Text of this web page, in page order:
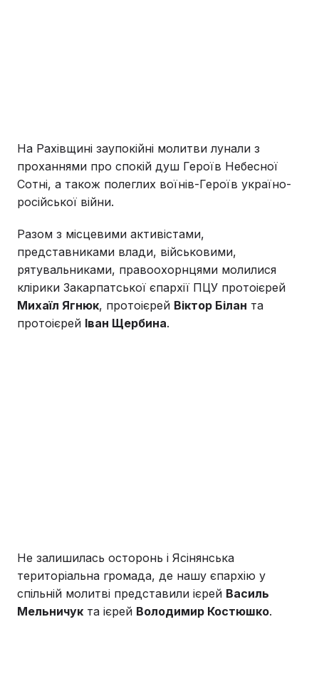
На Рахівщині заупокійні молитви лунали з
проханнями про спокій душ Героїв Небесної
Сотні, а також полеглих воїнів-Героїв україно-
російської війни.
Разом з місцевими активістами,
представниками влади, військовими,
рятувальниками, правоохорнцями молилися
клірики Закарпатської єпархії ПЦУ протоієрей
Михаїл Ягнюк, протоієрей Віктор Білан та
протоієрей Іван Щербина.
Не залишилась осторонь і Ясінянська
територіальна громада, де нашу єпархію у
спільній молитві представили ієрей Василь
Мельничук та ієрей Володимир Костюшко.